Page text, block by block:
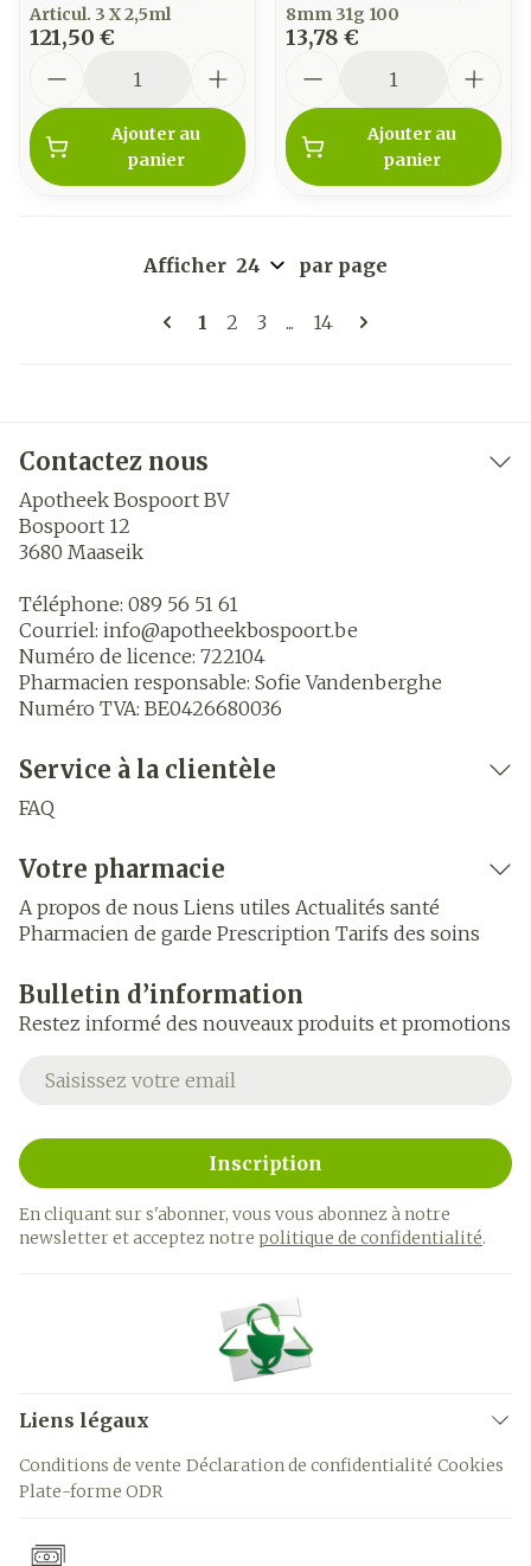
Articul. 3 X 2,5ml
121,50 €
Ajouter au
panier
8mm 31g 100
13,78 €
Ajouter au
panier
Pages
Vous lisez actuellement la page
1 Page
2 Page
3 ... Page
14
Afficher par page
Contactez nous
Apotheek Bospoort BV
Bospoort 12
3680 Maaseik
Téléphone: 089 56 51 61
Courriel: info@apotheekbospoort.be
Numéro de licence: 722104
Pharmacien responsable: Sofie Vandenberghe
Numéro TVA: BE0426680036
Service à la clientèle
FAQ
Votre pharmacie
A propos de nous Liens utiles Actualités santé
Pharmacien de garde Prescription Tarifs des soins
Bulletin d’information
Restez informé des nouveaux produits et promotions
Adresse mail
Inscription
En cliquant sur s'abonner, vous vous abonnez à notre
newsletter et acceptez notre politique de confidentialité.
Liens légaux
Conditions de vente Déclaration de confidentialité Cookies
Plate-forme ODR